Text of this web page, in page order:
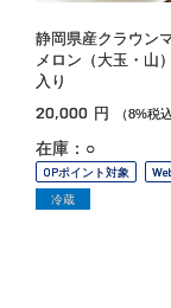
静岡県産クラウン
メロン（大玉・山
入り
20,000 円 （8%税
在庫：○
OPポイント対象
冷蔵